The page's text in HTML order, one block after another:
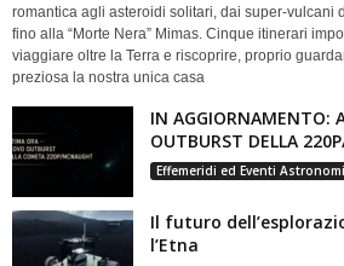
romantica agli asteroidi solitari, dai super-vulcani
fino alla “Morte Nera” Mimas. Cinque itinerari
viaggiare oltre la Terra e riscoprire, proprio
preziosa la nostra unica casa
IN AGGIORNAMENTO:
OUTBURST DELLA
Effemeridi ed Eventi
Il futuro
l’Etna